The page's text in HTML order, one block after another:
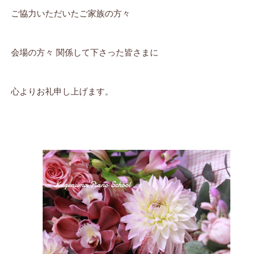
ご協力いただいたご家族の方々
会場の方々 関係して下さった皆さまに
心よりお礼申し上げます。